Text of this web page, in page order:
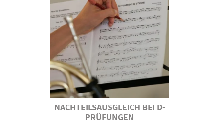
NACHTEILSAUSGLEICH BEI D-
PRÜFUNGEN